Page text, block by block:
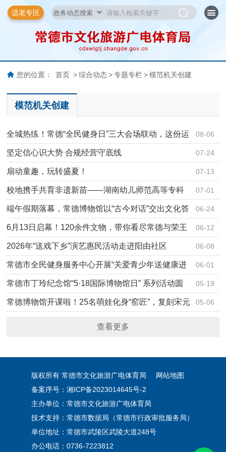
适老专区
您的位置： 首页 > 综合动态 > 专题专栏 > 模范机关创建
模范机关创建
08-06
全城热练！常德“全民健身日”三大会场联动，这份运
动地… 07-24
坚定信心识大势 合规经营守底线
07-13
扇动童趣，玩转盛夏！
07-01
校地携手共育非遗新苗——湖南幼儿师范高等专科
学校举办… 06-24
端午假期落幕，常德博物馆以“古今对话”交出文化答
卷 06-12
6月13日启幕！120余件文物，带你看尽常德与荣王
家族的百… 06-08
2026年“送戏下乡”演艺惠民活动走进阳由社区
06-01
常德市全民健身服务中心开展“关爱青少年送健康进
校园”… 05-19
常德市丁玲纪念馆“5·18国际博物馆日” 系列活动圆
满落幕 05-06
常德博物馆开课啦！25名萌娃化身“窑匠”，复刻宋元
查看更多
版权所有 常德市文化旅游广电体育局
网站地图
备案序号：湘ICP备2023014645号-2
主办单位：常德市文化旅游广电体育局
技术支持：常德市数据局（常德市行政审批服务局）
单位地址：常德市武陵区武陵大道248号
办公电话：0736-7223812